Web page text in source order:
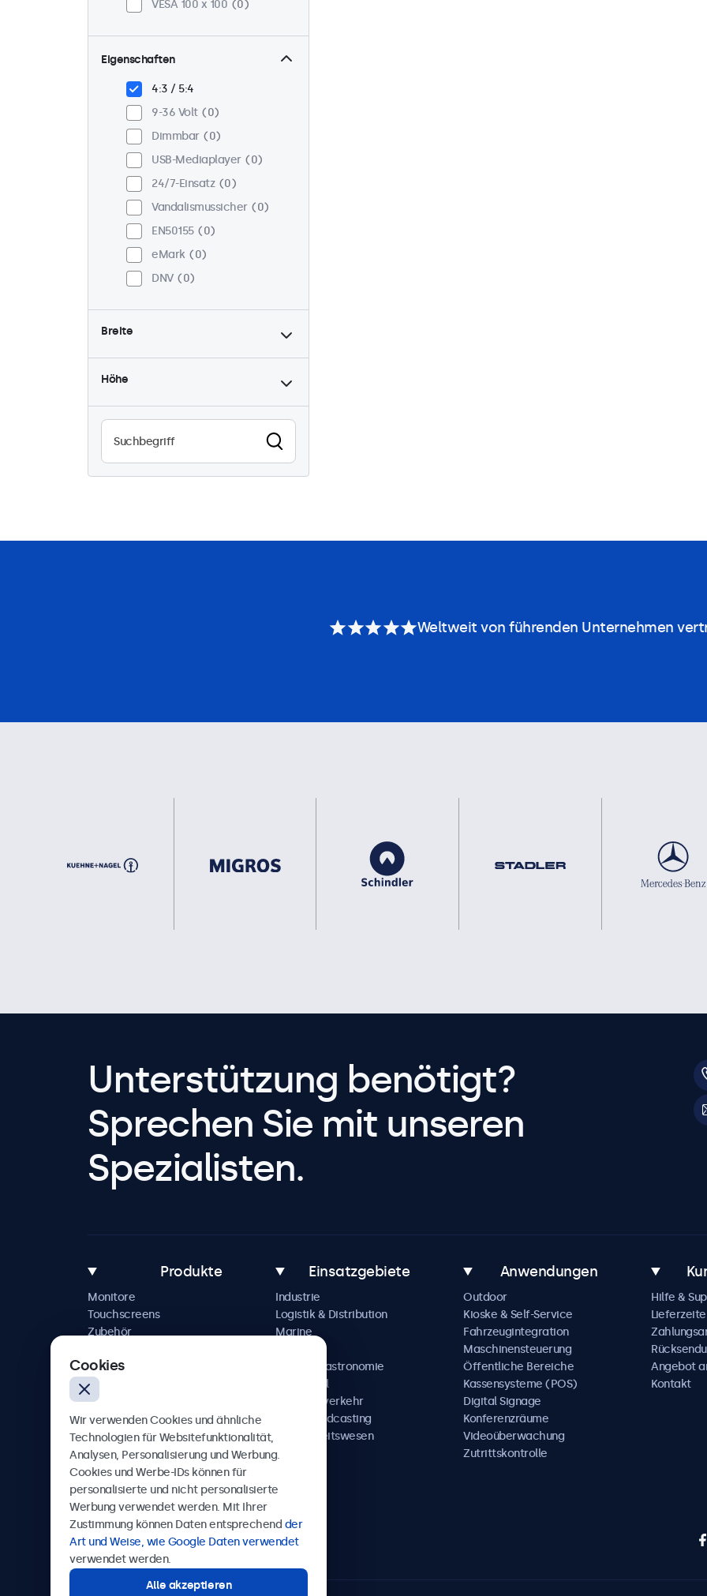
VESA 100 x 100
0
Eigenschaften
4:3 / 5:4
9-36 Volt
0
Dimmbar
0
USB-Mediaplayer
0
24/7-Einsatz
0
Vandalismussicher
0
EN50155
0
eMark
0
DNV
0
Breite
Höhe
Weltweit von führenden Unternehmen
Unterstützung benötigt?
Sprechen Sie mit unseren
Spezialisten.
Produkte
Monitore
Touchscreens
Zubehör
Einsatzgebiete
Industrie
Logistik & Distribution
Marine
Hotel & Gastronomie
Automobil
Schienenverkehr
AV & Broadcasting
Gesundheitswesen
Anwendungen
Outdoor
Kioske & Self-Service
Fahrzeugintegration
Maschinensteuerung
Öffentliche Bereiche
Kassensysteme (POS)
Digital Signage
Konferenzräume
Videoüberwachung
Zutrittskontrolle
Hilfe &
Angebot
Kontakt
Beetronics
Badenerstrasse 549, 8048 Zürich, Schweiz
Cookies
Wir verwenden Cookies und ähnliche
Technologien für Websitefunktionalität,
Analysen, Personalisierung und Werbung.
Cookies und Werbe-IDs können für
personalisierte und nicht personalisierte
Werbung verwendet werden. Mit Ihrer
Zustimmung können Daten entsprechend der
Art und Weise, wie Google Daten verwendet
verwendet werden.
Alle akzeptieren